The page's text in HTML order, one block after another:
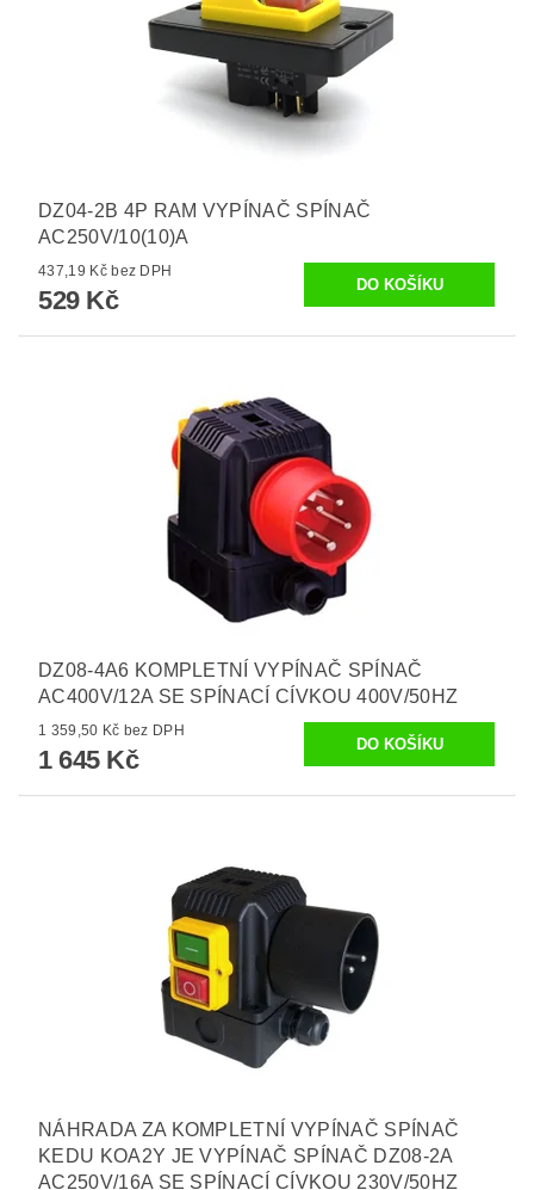
DZ04-2B 4P RAM VYPÍNAČ SPÍNAČ
AC250V/10(10)A
437,19 Kč bez DPH
529 Kč
DZ08-4A6 KOMPLETNÍ VYPÍNAČ SPÍNAČ
AC400V/12A SE SPÍNACÍ CÍVKOU 400V/50HZ
1 359,50 Kč bez DPH
1 645 Kč
NÁHRADA ZA KOMPLETNÍ VYPÍNAČ SPÍNAČ
KEDU KOA2Y JE VYPÍNAČ SPÍNAČ DZ08-2A
AC250V/16A SE SPÍNACÍ CÍVKOU 230V/50HZ